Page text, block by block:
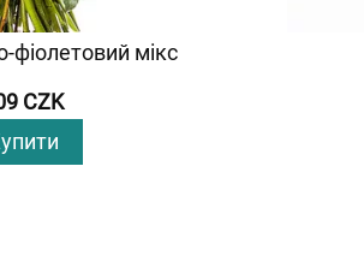
фіолетовий мікс
CZK